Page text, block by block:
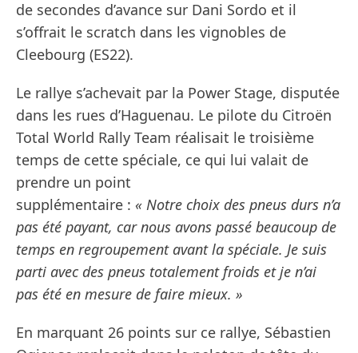
de secondes d’avance sur Dani Sordo et il
s’offrait le scratch dans les vignobles de
Cleebourg (ES22).
Le rallye s’achevait par la Power Stage, disputée
dans les rues d’Haguenau. Le pilote du Citroën
Total World Rally Team réalisait le troisième
temps de cette spéciale, ce qui lui valait de
prendre un point
supplémentaire : « Notre choix des pneus durs n’a
pas été payant, car nous avons passé beaucoup de
temps en regroupement avant la spéciale. Je suis
parti avec des pneus totalement froids et je n’ai
pas été en mesure de faire mieux. »
En marquant 26 points sur ce rallye, Sébastien